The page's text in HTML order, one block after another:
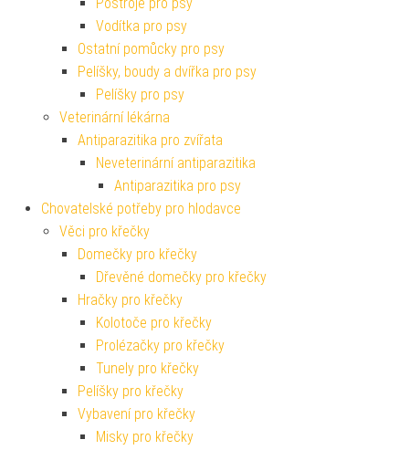
Postroje pro psy
Vodítka pro psy
Ostatní pomůcky pro psy
Pelíšky, boudy a dvířka pro psy
Pelíšky pro psy
Veterinární lékárna
Antiparazitika pro zvířata
Neveterinární antiparazitika
Antiparazitika pro psy
Chovatelské potřeby pro hlodavce
Věci pro křečky
Domečky pro křečky
Dřevěné domečky pro křečky
Hračky pro křečky
Kolotoče pro křečky
Prolézačky pro křečky
Tunely pro křečky
Pelíšky pro křečky
Vybavení pro křečky
Misky pro křečky